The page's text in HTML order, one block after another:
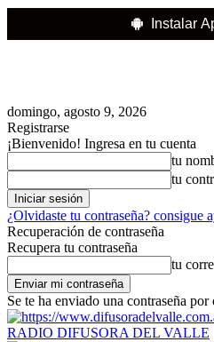
Instalar
domingo, agosto 9, 2026
Registrarse
¡Bienvenido! Ingresa en tu cuenta
tu
tu
¿Olvidaste tu contraseña? consigue
Recuperación de contraseña
Recupera tu contraseña
tu
Se te ha enviado una contraseña
RADIO DIFUSORA DEL VALLE